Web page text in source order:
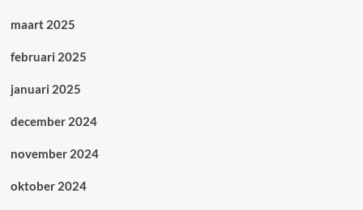
maart 2025
februari 2025
januari 2025
december 2024
november 2024
oktober 2024